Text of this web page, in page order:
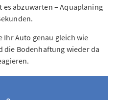
es abzuwarten – Aquaplaning
Ihr Auto genau gleich wie
die Bodenhaftung wieder da